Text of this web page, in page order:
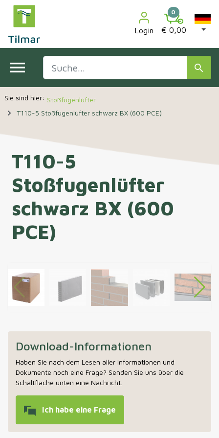
Login
0
€ 0,00
menu search
Stoßfugenlüfter
navigate_next T110-5 Stoßfugenlüfter schwarz BX (600 PCE)
T110-5
Stoßfugenlüfter
schwarz BX (600
PCE)

Download-Informationen
Haben Sie nach dem Lesen aller Informationen und
Dokumente noch eine Frage? Senden Sie uns über die
Schaltfläche unten eine Nachricht.
Ich habe eine Frage